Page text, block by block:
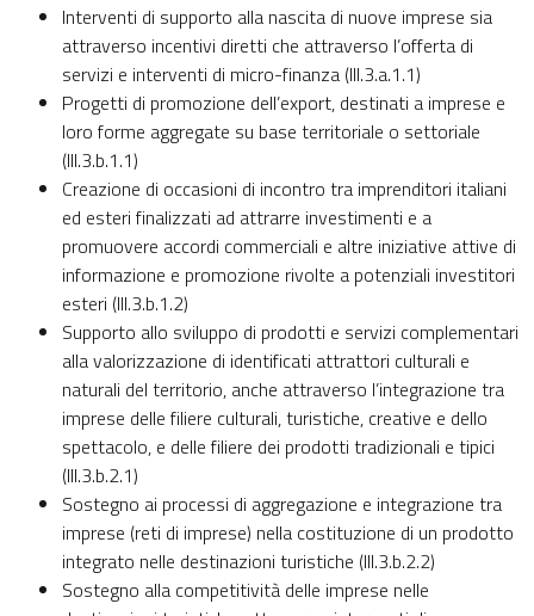
Interventi di supporto alla nascita di nuove imprese sia
attraverso incentivi diretti che attraverso l’offerta di
servizi e interventi di micro-finanza (III.3.a.1.1)
Progetti di promozione dell’export, destinati a imprese e
loro forme aggregate su base territoriale o settoriale
(III.3.b.1.1)
Creazione di occasioni di incontro tra imprenditori italiani
ed esteri finalizzati ad attrarre investimenti e a
promuovere accordi commerciali e altre iniziative attive di
informazione e promozione rivolte a potenziali investitori
esteri (III.3.b.1.2)
Supporto allo sviluppo di prodotti e servizi complementari
alla valorizzazione di identificati attrattori culturali e
naturali del territorio, anche attraverso l’integrazione tra
imprese delle filiere culturali, turistiche, creative e dello
spettacolo, e delle filiere dei prodotti tradizionali e tipici
(III.3.b.2.1)
Sostegno ai processi di aggregazione e integrazione tra
imprese (reti di imprese) nella costituzione di un prodotto
integrato nelle destinazioni turistiche (III.3.b.2.2)
Sostegno alla competitività delle imprese nelle